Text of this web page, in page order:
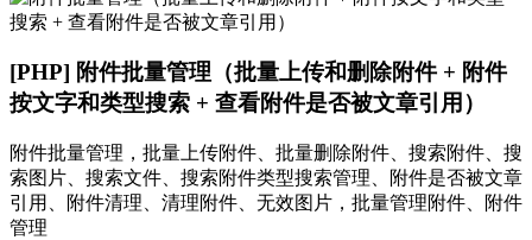
[PHP] 附件批量管理（批量上传和删除附件 + 附件
按文字和类型搜索 + 查看附件是否被文章引用）
附件批量管理，批量上传附件、批量删除附件、搜索附件、搜
索图片、搜索文件、搜索附件类型搜索管理、附件是否被文章
引用、附件清理、清理附件、无效图片，批量管理附件、附件
管理